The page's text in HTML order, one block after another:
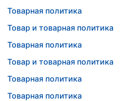
Товарная политика
Товар и товарная политика
Товарная политика
Товар и товарная политика
Товарная политика
Товарная политика